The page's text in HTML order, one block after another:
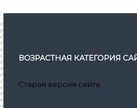
ВОЗРАСТНАЯ КАТЕГОРИЯ
Старая версия сайта